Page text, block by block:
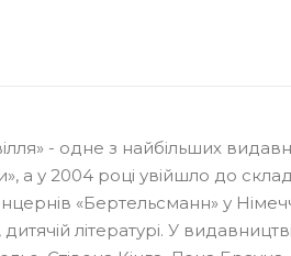
- одне з найбільших
а у 2004 році увійшло до
«Бертельсманн» у
літературі. У